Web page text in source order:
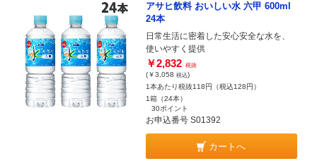
アサヒ飲料 おいしい水 六甲 600ml
24本
日常生活に密着した安心安全な水を、
使いやすく提供
￥2,832 税抜
(￥3,058 税込)
1本あたり税抜118円（税込128円）
1箱（24本）
30ポイント
お申込番号 S01392
カートへ